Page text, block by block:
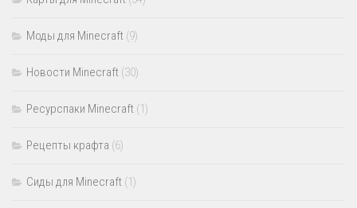
Моды для Minecraft (9)
Новости Minecraft (30)
Ресурспаки Minecraft (1)
Рецепты крафта (6)
Сиды для Minecraft (1)